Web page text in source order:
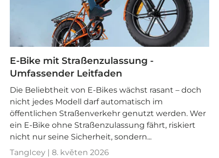
E-Bike mit Straßenzulassung -
Umfassender Leitfaden
Die Beliebtheit von E-Bikes wächst rasant – doch
nicht jedes Modell darf automatisch im
öffentlichen Straßenverkehr genutzt werden. Wer
ein E-Bike ohne Straßenzulassung fährt, riskiert
nicht nur seine Sicherheit, sondern...
TangIcey | 8. květen 2026